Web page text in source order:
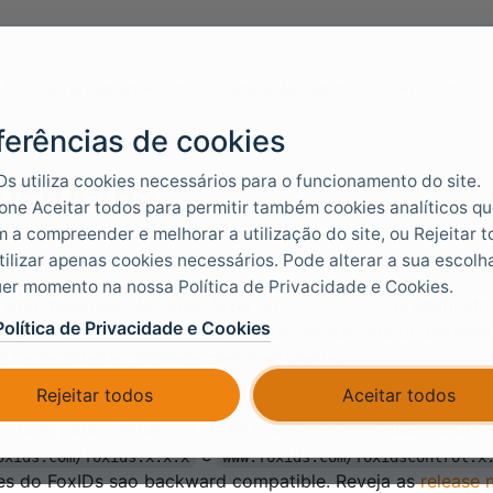
do FoxIDs no seu cluster Kubernetes, K8s, ou
consideracoes. Pressupoe-se que tera de
FoxIDs é autónoma, tem poucas dependências
com pouco esforço. O FoxIDs eatualizadoatualizando
foxids:x.x.x e www.foxids.com/
do FoxIDs sao backward compatible. Reveja asrelease
de cookies
utiliza cookies necessários para o funcionamento do site.
Aceitar todos para permitir também cookies analíticos
a compreender e melhorar a utilização do site, ou Rejeitar
apenas cookies necessários. Pode alterar a sua
momento na nossa Política de Privacidade e Cookies.
de Privacidade e Cookies
Rejeitar todos Aceitar todos